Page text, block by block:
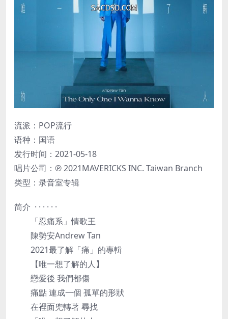
流派：POP流行
语种：国语
发行时间：2021-05-18
唱片公司：℗ 2021MAVERICKS INC. Taiwan Branch
类型：录音室专辑
简介 · · · · · ·
「忍痛系」情歌王
陳勢安Andrew Tan
2021最了解「痛」的專輯
【唯一想了解的人】
戀愛後 我們都傷
痛點 連成一個 孤單的形狀
在裡面兜轉著 尋找